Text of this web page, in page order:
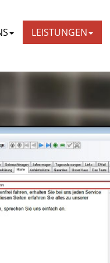
LEISTUNGEN